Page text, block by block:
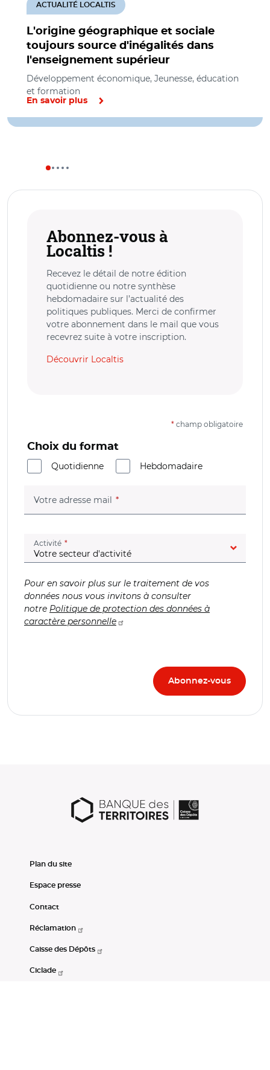
L'origine géographique et sociale
toujours source d'inégalités dans
l'enseignement supérieur
ACTUALITÉ LOCALTIS
Développement économique, Jeunesse, éducation
et formation
En savoir plus
Abonnez-vous à
Localtis !
Recevez le détail de notre édition
quotidienne ou notre synthèse
hebdomadaire sur l’actualité des
politiques publiques. Merci de confirmer
votre abonnement dans le mail que vous
recevrez suite à votre inscription.
Découvrir Localtis
* champ obligatoire
Choix du format
Quotidienne
Hebdomadaire
Votre adresse mail (champ obligatoire)
Activité (champ obligatoire)
Pour en savoir plus sur le traitement de vos
données nous vous invitons à consulter
notre Politique de protection des données à
caractère personnelle
Plan du site
Espace presse
Contact
Réclamation
Caisse des Dépôts
Ciclade